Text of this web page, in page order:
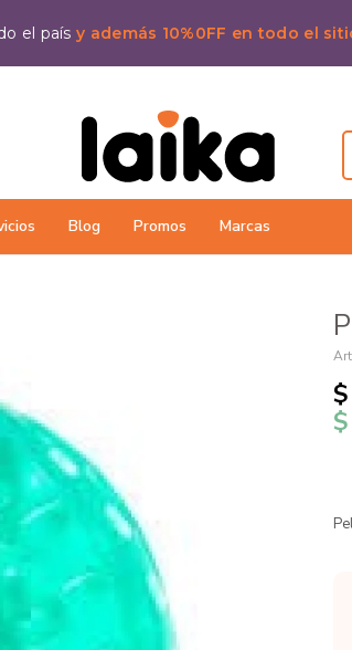
el paísy además 10%0FF en todo el
Blog Promos Marcas
$
$